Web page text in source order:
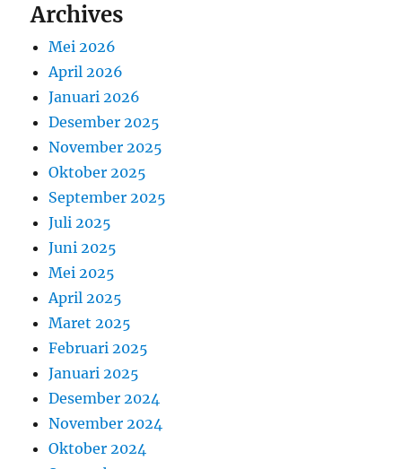
Archives
Mei 2026
April 2026
Januari 2026
Desember 2025
November 2025
Oktober 2025
September 2025
Juli 2025
Juni 2025
Mei 2025
April 2025
Maret 2025
Februari 2025
Januari 2025
Desember 2024
November 2024
Oktober 2024